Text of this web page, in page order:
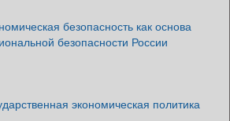
безопасность как основа
безопасности России
экономическая политика